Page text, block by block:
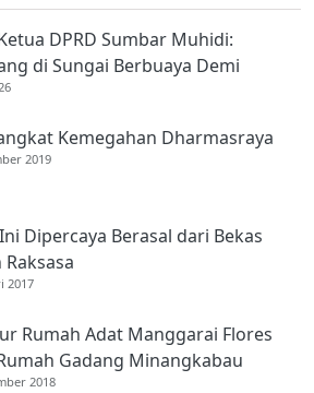
DPRD Sumbar Muhidi:
di Sungai Berbuaya Demi
Ekonomi Orang Tua
Kemegahan Dharmasraya
2019
Dipercaya Berasal dari Bekas
2017
Rumah Adat Manggarai Flores
Gadang Minangkabau
2018